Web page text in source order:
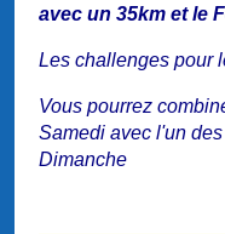
avec un 35km et le
Les challenges pour
Vous pourrez
Samedi avec l'un
Dimanche